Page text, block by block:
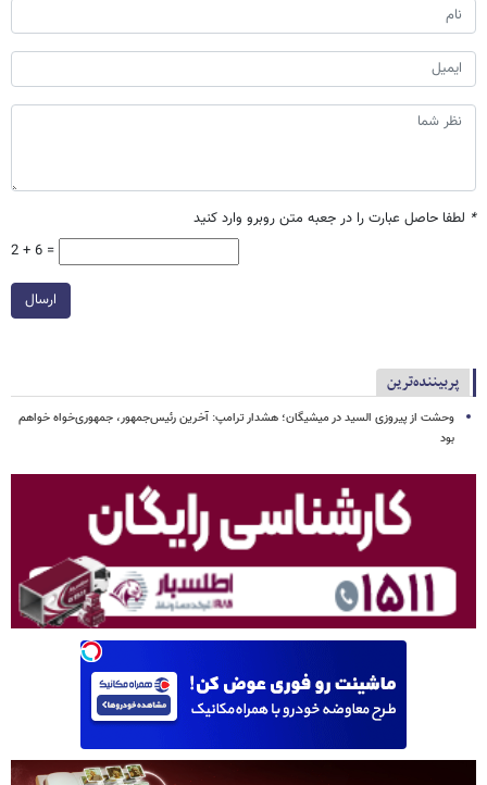
* لطفا حاصل عبارت را در جعبه متن روبرو وارد کنید
2 + 6 =
ارسال
پربیننده‌ترین
وحشت از پیروزی السید در میشیگان؛ هشدار ترامپ: آخرین رئیس‌جمهور، جمهوری‌خواه خواهم
بود